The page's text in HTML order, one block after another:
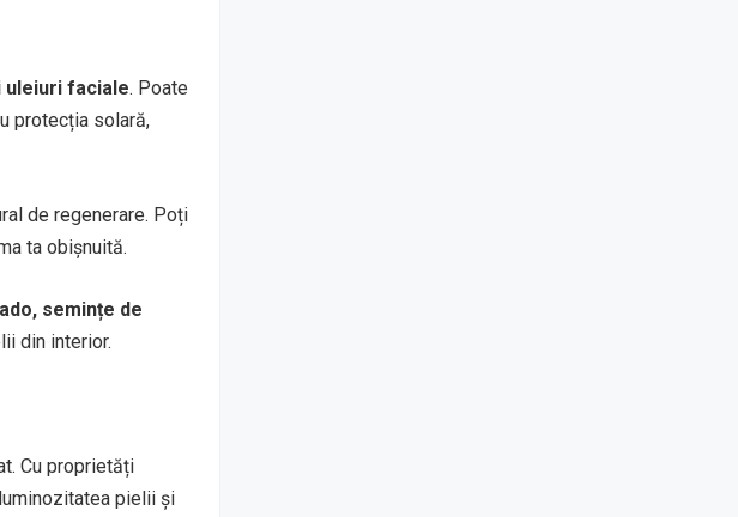
uleiuri faciale. Poate
protecția solară,
de regenerare. Poți
ta obișnuită.
semințe de
din interior.
Cu proprietăți
pielii și